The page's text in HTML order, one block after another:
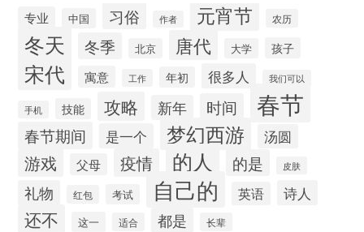
专业 中国 习俗 作者 元宵节 农历
冬天 冬季 北京 唐代 大学 孩子
宋代 寓意 工作 年初 很多人 我们可以
手机 技能 攻略 新年 时间 春节
春节期间 是一个 梦幻西游 汤圆
游戏 父母 疫情 的人 的是 皮肤
礼物 红包 考试 自己的 英语 诗人
还不 这一 适合 都是 长辈